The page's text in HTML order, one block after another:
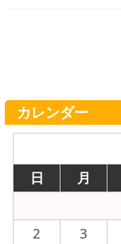
カレンダー
日
月
2
3